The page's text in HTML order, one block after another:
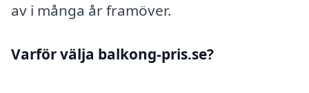
av i många år framöver.
Varför välja balkong-pris.se?